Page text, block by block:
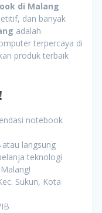
di Malang
dan banyak
adalah
terpercaya di
produk terbaik
notebook
atau langsung
teknologi
Sukun, Kota